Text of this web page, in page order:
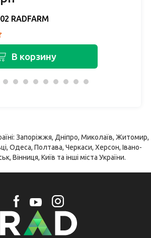
RADFARM
В корзину
Запоріжжя, Дніпро, Миколаїв, Житомир,
Одеса, Полтава, Черкаси, Херсон, Івано-
Вінниця, Київ та інші міста України.